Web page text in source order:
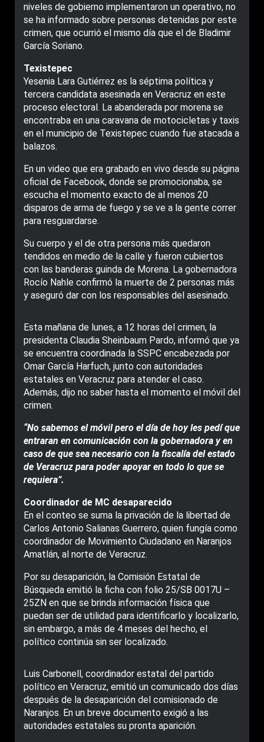
niveles de gobierno implementaron un operativo, no
se ha informado sobre personas detenidas por este
crimen, que ocurrió el mismo día que el de Bladimir
García Soriano.
Texistepec
Yesenia Lara Gutiérrez es la séptima política y
tercera candidata asesinada en Veracruz en este
proceso electoral. La abanderada por morena se
encontraba en una caravana de motocicletas y taxis
en el municipio de Texistepec cuando fue atacada a
balazos.
En un video que era grabado en vivo desde su página
oficial de Facebook, donde se promocionaba, se
escucha el momento exacto de al menos 20
disparos de arma de fuego y se ve a la gente correr
para resguardarse.
Su cuerpo y el de otra persona más quedaron
tendidos en medio de la calle y fueron cubiertos
con las banderas guinda de Morena. La gobernadora
Rocío Nahle confirmó la muerte de 2 personas más
y aseguró dar con los responsables del asesinado.
Esta mañana de lunes, a 12 horas del crimen, la
presidenta Claudia Sheinbaum Pardo, informó que ya
se encuentra coordinada la SSPC encabezada por
Omar García Harfuch, junto con autoridades
estatales en Veracruz para atender el caso.
Además, dijo no saber hasta el momento el móvil del
crimen.
“No sabemos el móvil pero el día de hoy les pedí que
entraran en comunicación con la gobernadora y en
caso de que sea necesario con la fiscalía del estado
de Veracruz para poder apoyar en todo lo que se
requiera”.
Coordinador de MC desaparecido
En el conteo se suma la privación de la libertad de
Carlos Antonio Salianas Guerrero, quien fungía como
coordinador de Movimiento Ciudadano en Naranjos
Amatlán, al norte de Veracruz.
Por su desaparición, la Comisión Estatal de
Búsqueda emitió la ficha con folio 25/SB 0017U –
25ZN en que se brinda información física que
puedan ser de utilidad para identificarlo y localizarlo,
sin embargo, a más de 4 meses del hecho, el
político continúa sin ser localizado.
Luis Carbonell, coordinador estatal del partido
político en Veracruz, emitió un comunicado dos días
después de la desaparición del comisionado de
Naranjos. En un breve documento exigió a las
autoridades estatales su pronta aparición.